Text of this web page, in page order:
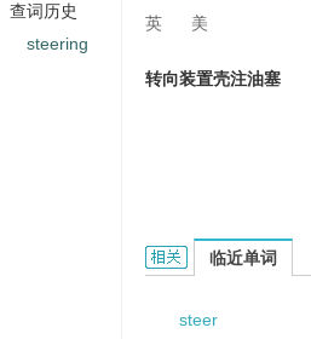
英 美
转向装置壳注油塞
steering gear
临近单词
steer
查词历史
steering